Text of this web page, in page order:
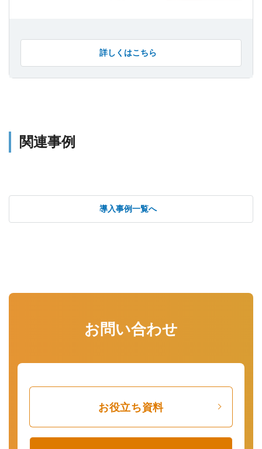
詳しくはこちら
関連事例
導入事例一覧へ
お問い合わせ
お役立ち資料